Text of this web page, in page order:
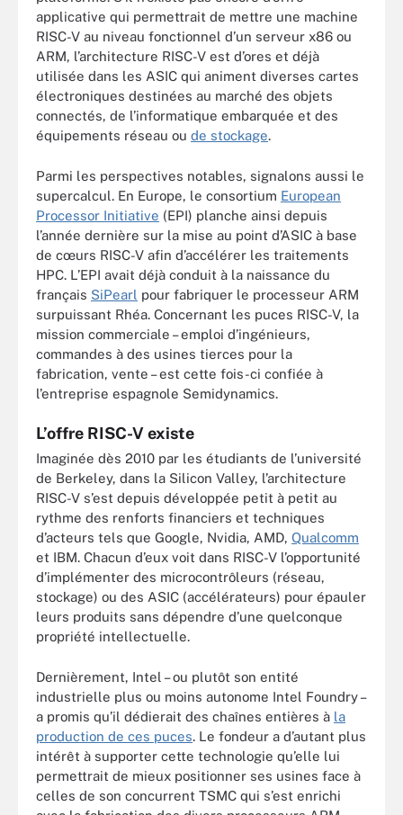
applicative qui permettrait de mettre une machine
RISC-V au niveau fonctionnel d’un serveur x86 ou
ARM, l’architecture RISC-V est d’ores et déjà
utilisée dans les ASIC qui animent diverses cartes
électroniques destinées au marché des objets
connectés, de l’informatique embarquée et des
équipements réseau ou de stockage.
Parmi les perspectives notables, signalons aussi le
supercalcul. En Europe, le consortium European
Processor Initiative (EPI) planche ainsi depuis
l’année dernière sur la mise au point d’ASIC à base
de cœurs RISC-V afin d’accélérer les traitements
HPC. L’EPI avait déjà conduit à la naissance du
français SiPearl pour fabriquer le processeur ARM
surpuissant Rhéa. Concernant les puces RISC-V, la
mission commerciale – emploi d’ingénieurs,
commandes à des usines tierces pour la
fabrication, vente – est cette fois-ci confiée à
l’entreprise espagnole Semidynamics.
L’offre RISC-V existe
Imaginée dès 2010 par les étudiants de l’université
de Berkeley, dans la Silicon Valley, l’architecture
RISC-V s’est depuis développée petit à petit au
rythme des renforts financiers et techniques
d’acteurs tels que Google, Nvidia, AMD, Qualcomm
et IBM. Chacun d’eux voit dans RISC-V l’opportunité
d’implémenter des microcontrôleurs (réseau,
stockage) ou des ASIC (accélérateurs) pour épauler
leurs produits sans dépendre d’une quelconque
propriété intellectuelle.
Dernièrement, Intel – ou plutôt son entité
industrielle plus ou moins autonome Intel Foundry –
a promis qu’il dédierait des chaînes entières à la
production de ces puces. Le fondeur a d’autant plus
intérêt à supporter cette technologie qu’elle lui
permettrait de mieux positionner ses usines face à
celles de son concurrent TSMC qui s’est enrichi